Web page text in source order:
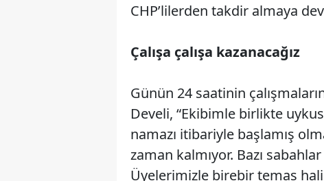
CHP’lilerden takdir almaya
Çalışa çalışa kazanacağız
Günün 24 saatinin
Develi, “Ekibimle birlikte
namazı itibariyle başlamış
zaman kalmıyor. Bazı
Üyelerimizle birebir temas